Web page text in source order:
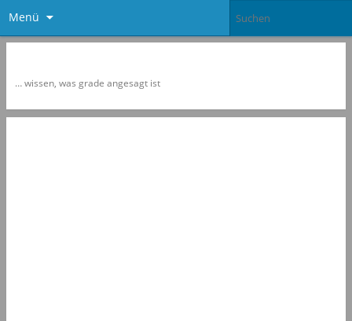
Menü
… wissen, was grade angesagt ist